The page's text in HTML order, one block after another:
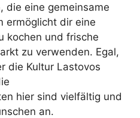
die eine gemeinsame
ermöglicht dir eine
kochen und frische
zu verwenden. Egal,
die Kultur Lastovos
hier sind vielfältig und
an.